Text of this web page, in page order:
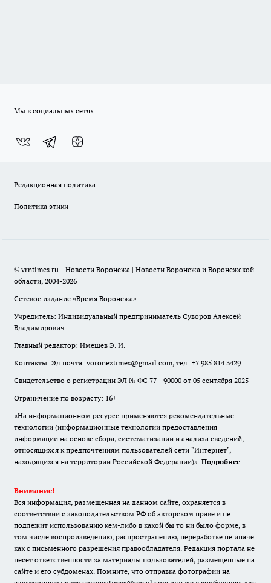
Мы в социальных сетях
Редакционная политика
Политика этики
© vrntimes.ru - Новости Воронежа | Новости Воронежа и Воронежской
области, 2004-2026
Сетевое издание «Время Воронежа»
Учредитель: Индивидуальный предприниматель Суворов Алексей
Владимирович
Главный редактор: Имешев Э. И.
Контакты: Эл.почта: voroneztimes@gmail.com, тел: +7 985 814 3429
Свидетельство о регистрации ЭЛ № ФС 77 - 90000 от 05 сентября 2025
Ограничение по возрасту: 16+
«На информационном ресурсе применяются рекомендательные
технологии (информационные технологии предоставления
информации на основе сбора, систематизации и анализа сведений,
относящихся к предпочтениям пользователей сети "Интернет",
находящихся на территории Российской Федерации)». Подробнее
Внимание!
Вся информация, размещенная на данном сайте, охраняется в
соответствии с законодательством РФ об авторском праве и не
подлежит использованию кем-либо в какой бы то ни было форме, в
том числе воспроизведению, распространению, переработке не иначе
как с письменного разрешения правообладателя. Редакция портала не
несет ответственности за материалы пользователей, размещенные на
сайте и его субдоменах. Помните, что отправка фотографии на